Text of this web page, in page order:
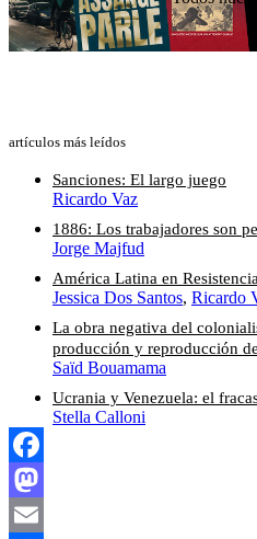
artículos más leídos
Sanciones: El largo juego
Ricardo Vaz
1886: Los trabajadores son
Jorge Majfud
América Latina en
Jessica Dos Santos, Ricardo
La obra negativa del
producción y reproducción
Saïd Bouamama
Ucrania y Venezuela: el
Stella Calloni
Facebook
Mastodon